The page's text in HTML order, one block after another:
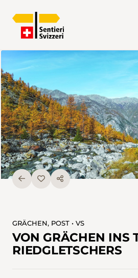
GRÄCHEN, POST • VS
VON GRÄCHEN INS
RIEDGLETSCHERS